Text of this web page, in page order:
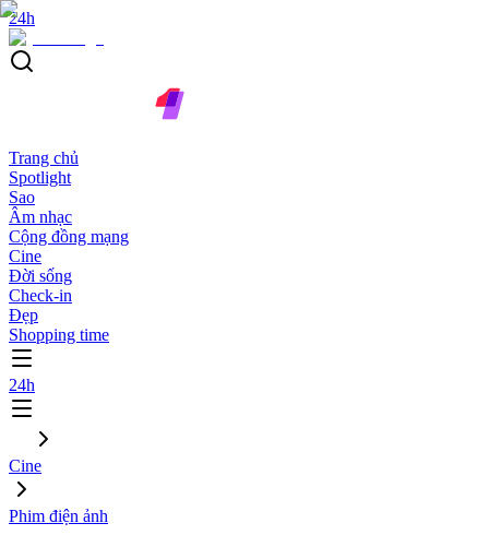
24h
Trang chủ
Spotlight
Sao
Âm nhạc
Cộng đồng mạng
Cine
Đời sống
Check-in
Đẹp
Shopping time
24h
Cine
Phim điện ảnh